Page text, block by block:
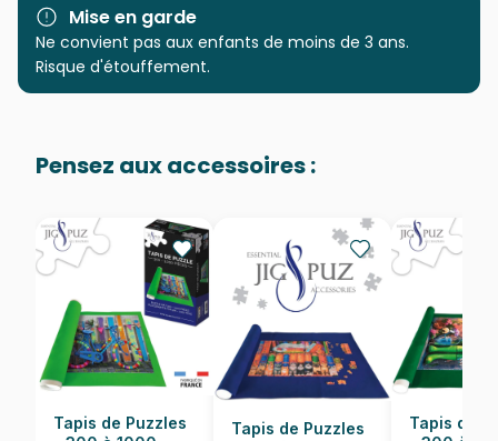
Age
Nombre de pièces 1500 pièces
Dimensions 85 x 60 cm
Mise en garde
Ne convient pas aux enfants de moins de 3 ans.
Risque d'étouffement.
Pensez aux accessoires :
Tapis de Puzzles
Tapis de Puzzles
Tapis de